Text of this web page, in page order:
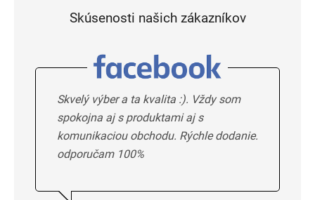
Skúsenosti našich zákazníkov
Skvelý výber a ta kvalita :). Vždy som
spokojna aj s produktami aj s
komunikaciou obchodu. Rýchle dodanie.
odporučam 100%